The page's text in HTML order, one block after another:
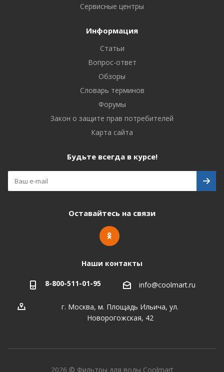
Сервисные центры
Информация
Статьи
Вопрос-ответ
Обзоры
Словарь терминов
Форумы
Закон о защите прав потребителей
Карта сайта
Будьте всегда в курсе!
Оставайтесь на связи
Наши контакты
8-800-511-01-95 info@coolmart.ru
г. Москва, м. Площадь Ильича, ул.
Новорогожская, 42
2026 © Фильтры для воды Coolmart